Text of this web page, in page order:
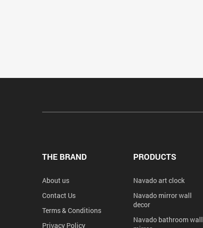
THE BRAND
About us
Contact Us
Terms & Conditions
Privacy Policy
PRODUCTS
Navado art clock
Navado mirror wall
decor
Navado bathroom wall